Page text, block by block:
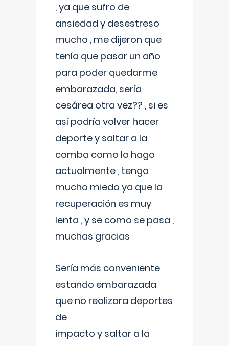
, ya que sufro de
ansiedad y desestreso
mucho , me dijeron que
tenía que pasar un año
para poder quedarme
embarazada, sería
cesárea otra vez?? , si es
así podría volver hacer
deporte y saltar a la
comba como lo hago
actualmente , tengo
mucho miedo ya que la
recuperación es muy
lenta , y se como se pasa ,
muchas gracias
Sería más conveniente
estando embarazada
que no realizara deportes
de
impacto y saltar a la